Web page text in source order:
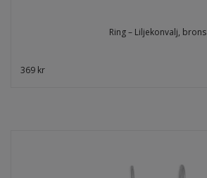
Ring – Liljekonvalj, brons
369 kr